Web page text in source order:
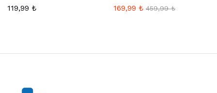
119,99 ₺ 169,99 ₺ 459,99₺